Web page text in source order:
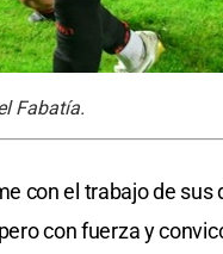
Fabatía.
con el trabajo de sus
con fuerza y